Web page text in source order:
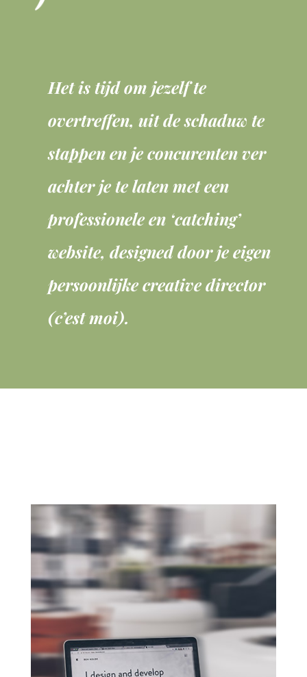
Het is tijd om jezelf te
overtreffen, uit de schaduw te
stappen en je concurenten ver
achter je te laten met een
professionele en‘catching’
website, designed door je eigen
persoonlijke creative director
(c’est moi).